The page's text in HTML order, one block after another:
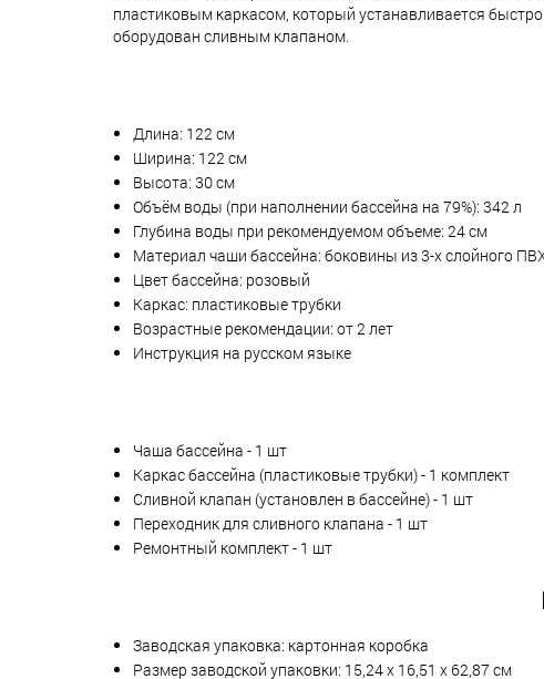
пластиковым каркасом, который устанавливается
оборудован сливным клапаном.
Длина: 122 см
Ширина: 122 см
Высота: 30 см
Объём воды (при наполнении бассейна на 79%): 342 л
Глубина воды при рекомендуемом объеме: 24 см
Материал чаши бассейна: боковины из 3-х слойного
Цвет бассейна: розовый
Каркас: пластиковые трубки
Возрастные рекомендации: от 2 лет
Инструкция на русском языке
Чаша бассейна - 1 шт
Каркас бассейна (пластиковые трубки) - 1 комплект
Сливной клапан (установлен в бассейне) - 1 шт
Переходник для сливного клапана - 1 шт
Ремонтный комплект - 1 шт
Заводская упаковка: картонная коробка
Размер заводской упаковки: 15,24 х 16,51 х 62,87 см